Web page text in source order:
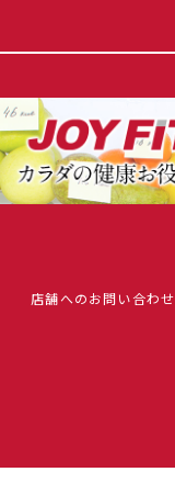
店舗へのお問い合わせ